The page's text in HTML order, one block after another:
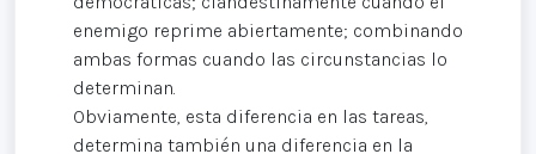
enemigo reprime abiertamente; combinando
ambas formas cuando las circunstancias lo
determinan.
Obviamente, esta diferencia en las tareas,
determina también una diferencia en la